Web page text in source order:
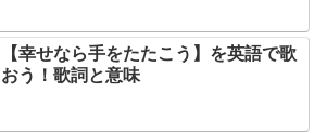
【幸せなら手をたたこう】を英語で歌
おう！歌詞と意味